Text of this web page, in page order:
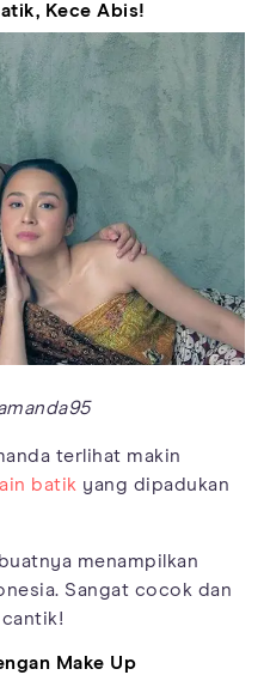
Kece Abis!
terlihat makin
batik yang dipadukan
menampilkan
Sangat cocok dan
Make Up